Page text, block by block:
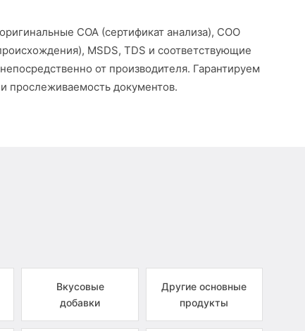
COA (сертификат анализа), COO
MSDS, TDS и соответствующие
от производителя. Гарантируем
прослеживаемость документов.
Вкусовые
добавки
Другие основные
продукты